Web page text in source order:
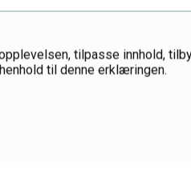
tilpasse innhold,
til denne erklæringen.